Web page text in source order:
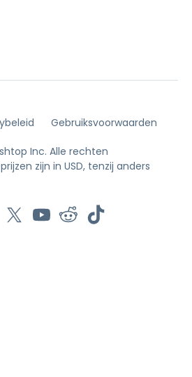
Gebruiksvoorwaarden
Inc. Alle rechten
zijn in USD, tenzij anders